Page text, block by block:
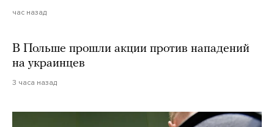
час назад
В Польше прошли акции против нападений
на украинцев
3 часа назад